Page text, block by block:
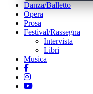
Danza/Balletto
Opera
Prosa
Festival/Rassegna
Intervista
Libri
Musica